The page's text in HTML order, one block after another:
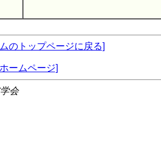
のトップページに戻る]
ームページ]
会